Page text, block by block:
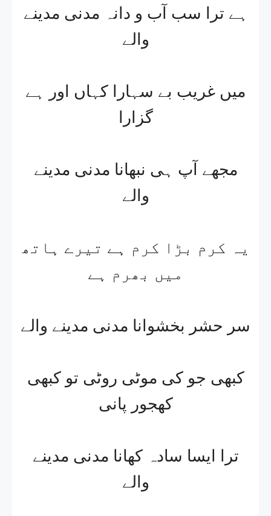
ہے ترا سب آب و دانہ مدنی مدینے
والے
میں غریب بے سہارا کہاں اور ہے
گزارا
مجھے آپ ہی نبھانا مدنی مدینے
والے
یہ کرم بڑا کرم ہے تیرے ہاتھ
میں بھرم ہے
سر حشر بخشوانا مدنی مدینے والے
کبھی جو کی موٹی روٹی تو کبھی
کھجور پانی
ترا ایسا سادہ کھانا مدنی مدینے
والے